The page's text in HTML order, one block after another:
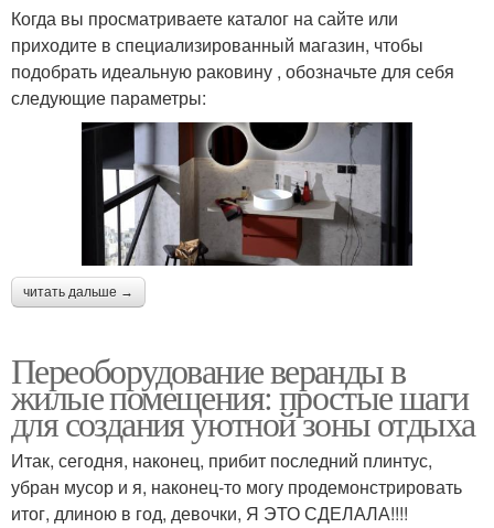
Когда вы просматриваете каталог на сайте или
приходите в специализированный магазин, чтобы
подобрать идеальную раковину , обозначьте для себя
следующие параметры:
читать дальше →
Переоборудование веранды в
жилые помещения: простые шаги
для создания уютной зоны отдыха
Итак, сегодня, наконец, прибит последний плинтус,
убран мусор и я, наконец-то могу продемонстрировать
итог, длиною в год, девочки, Я ЭТО СДЕЛАЛА!!!!